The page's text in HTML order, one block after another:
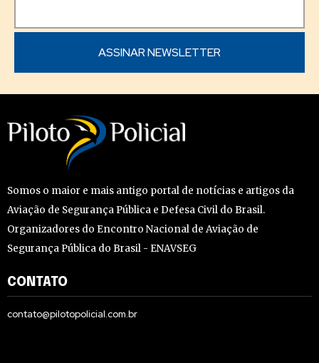
Somos o maior e mais antigo portal de notícias e artigos da
Aviação de Segurança Pública e Defesa Civil do Brasil.
Organizadores do Encontro Nacional de Aviação de
Segurança Pública do Brasil - ENAVSEG
CONTATO
contato@pilotopolicial.com.br